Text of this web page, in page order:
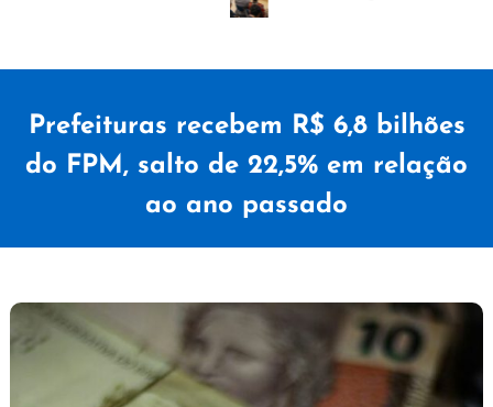
Prefeituras recebem R$ 6,8 bilhões
do FPM, salto de 22,5% em relação
ao ano passado